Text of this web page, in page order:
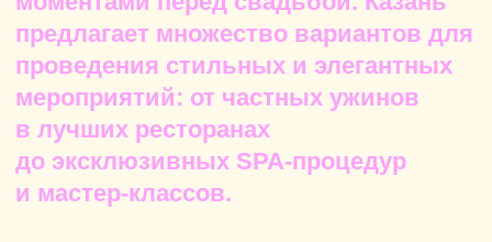
прощание с холостой жизнью,
но и отличная возможность для
друзей отпраздновать важный
момент в жизни будущего жениха.
Если вы хотите, чтобы этот день
запомнился яркими эмоциями
и активным отдыхом, Казань
предложит вам массу увлекательных
вариантов.